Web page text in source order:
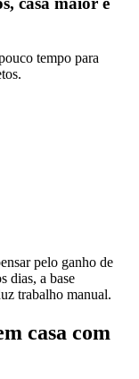
tempo para
pelo ganho de
dias, a base
trabalho manual.
casa com